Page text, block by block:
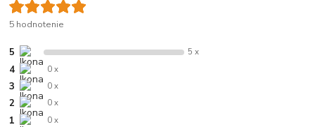
5 hodnotenie
5 5 x
4 0 x
3 0 x
2 0 x
1 0 x